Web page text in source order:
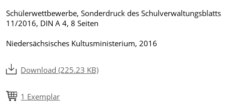
Schülerwettbewerbe, Sonderdruck des Schulverwaltungsblatts
11/2016, DIN A 4, 8 Seiten
Niedersächsisches Kultusministerium, 2016
Download (225.23 KB)
1 Exemplar